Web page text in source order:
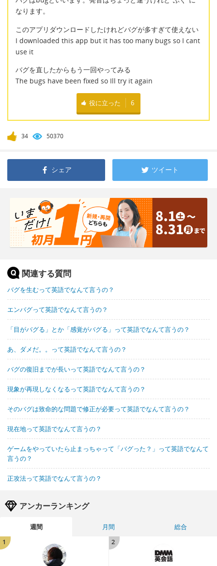
なります。
このアプリダウンロードしたけれどバグが多すぎて使えない
I downloaded this app but it has too many bugs so I cant
use it
バグを直したからもう一回やってみる
The bugs have been fixed so Ill try it again
役に立った 6
34 50370
シェア ツイート
関連する質問
バグを生むって英語でなんて言うの？
エンバグって英語でなんて言うの？
「目がバグる」とか「感覚がバグる」って英語でなんて言うの？
あ、ダメだ。。って英語でなんて言うの？
バグの復旧までが長いって英語でなんて言うの？
現象が再現しなくなるって英語でなんて言うの？
そのバグは致命的な問題で修正が必要って英語でなんて言うの？
現在地って英語でなんて言うの？
ゲームをやっていたら止まっちゃって「バグった？」って英語でなんて
言うの？
正攻法って英語でなんて言うの？
アンカーランキング
週間 月間
総合
1
2